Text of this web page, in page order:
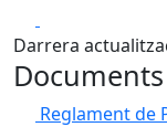
Darrera
Documents
Reglament de